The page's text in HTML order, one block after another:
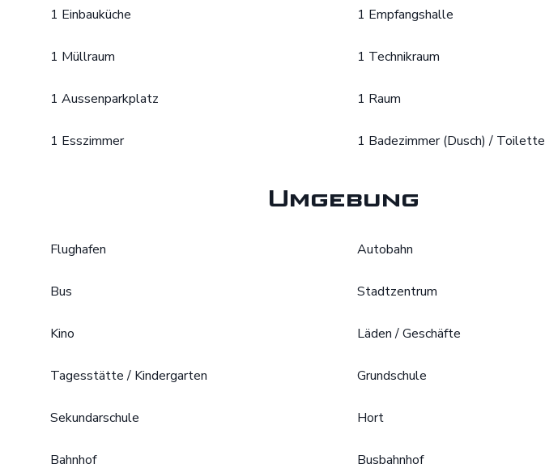
1 Einbauküche 1 Empfangshalle
1 Müllraum 1 Technikraum
1 Aussenparkplatz 1 Raum
1 Esszimmer 1 Badezimmer (Dusch) / Toilette
Umgebung
Flughafen Autobahn
Bus Stadtzentrum
Kino Läden / Geschäfte
Tagesstätte / Kindergarten Grundschule
Sekundarschule Hort
Bahnhof Busbahnhof